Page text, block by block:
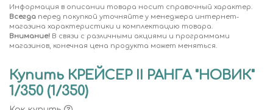
Информация в описании товара носит справочный характер.
Всегда перед покупкой уточняйте у менеджера интернет-
магазина характеристики и комплектацию товара.
Внимание! В связи с различными акциями и программами
магазинов, конечная цена продукта может меняться.
Купить КРЕЙСЕР II РАНГА "НОВИК"
1/350 (1/350)